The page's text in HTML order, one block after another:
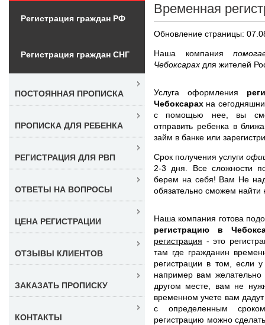
Временная
Обновление страницы:
Наша компания
Чебоксарах для жителей
Услуга оформления
Чебоксарах на
с помощью нее, вы
отправить ребенка в
займ в банке или
Срок получения услуги
2-3 дня. Все сложности
берем на себя! Вам Не
обязательно сможем найти
Наша компания готова
регистрацию в
регистрация - это
там где гражданин
регистрации в том, если
например вам желательно
другом месте, вам не
временном учете вам
с определенным
регистрацию можно
Регистрация граждан РФ
Регистрация граждан СНГ
ПОСТОЯННАЯ ПРОПИСКА
ПРОПИСКА ДЛЯ РЕБЕНКА
РЕГИСТРАЦИЯ ДЛЯ РВП
ОТВЕТЫ НА ВОПРОСЫ
ЦЕНА РЕГИСТРАЦИИ
ОТЗЫВЫ КЛИЕНТОВ
ЗАКАЗАТЬ ПРОПИСКУ
КОНТАКТЫ